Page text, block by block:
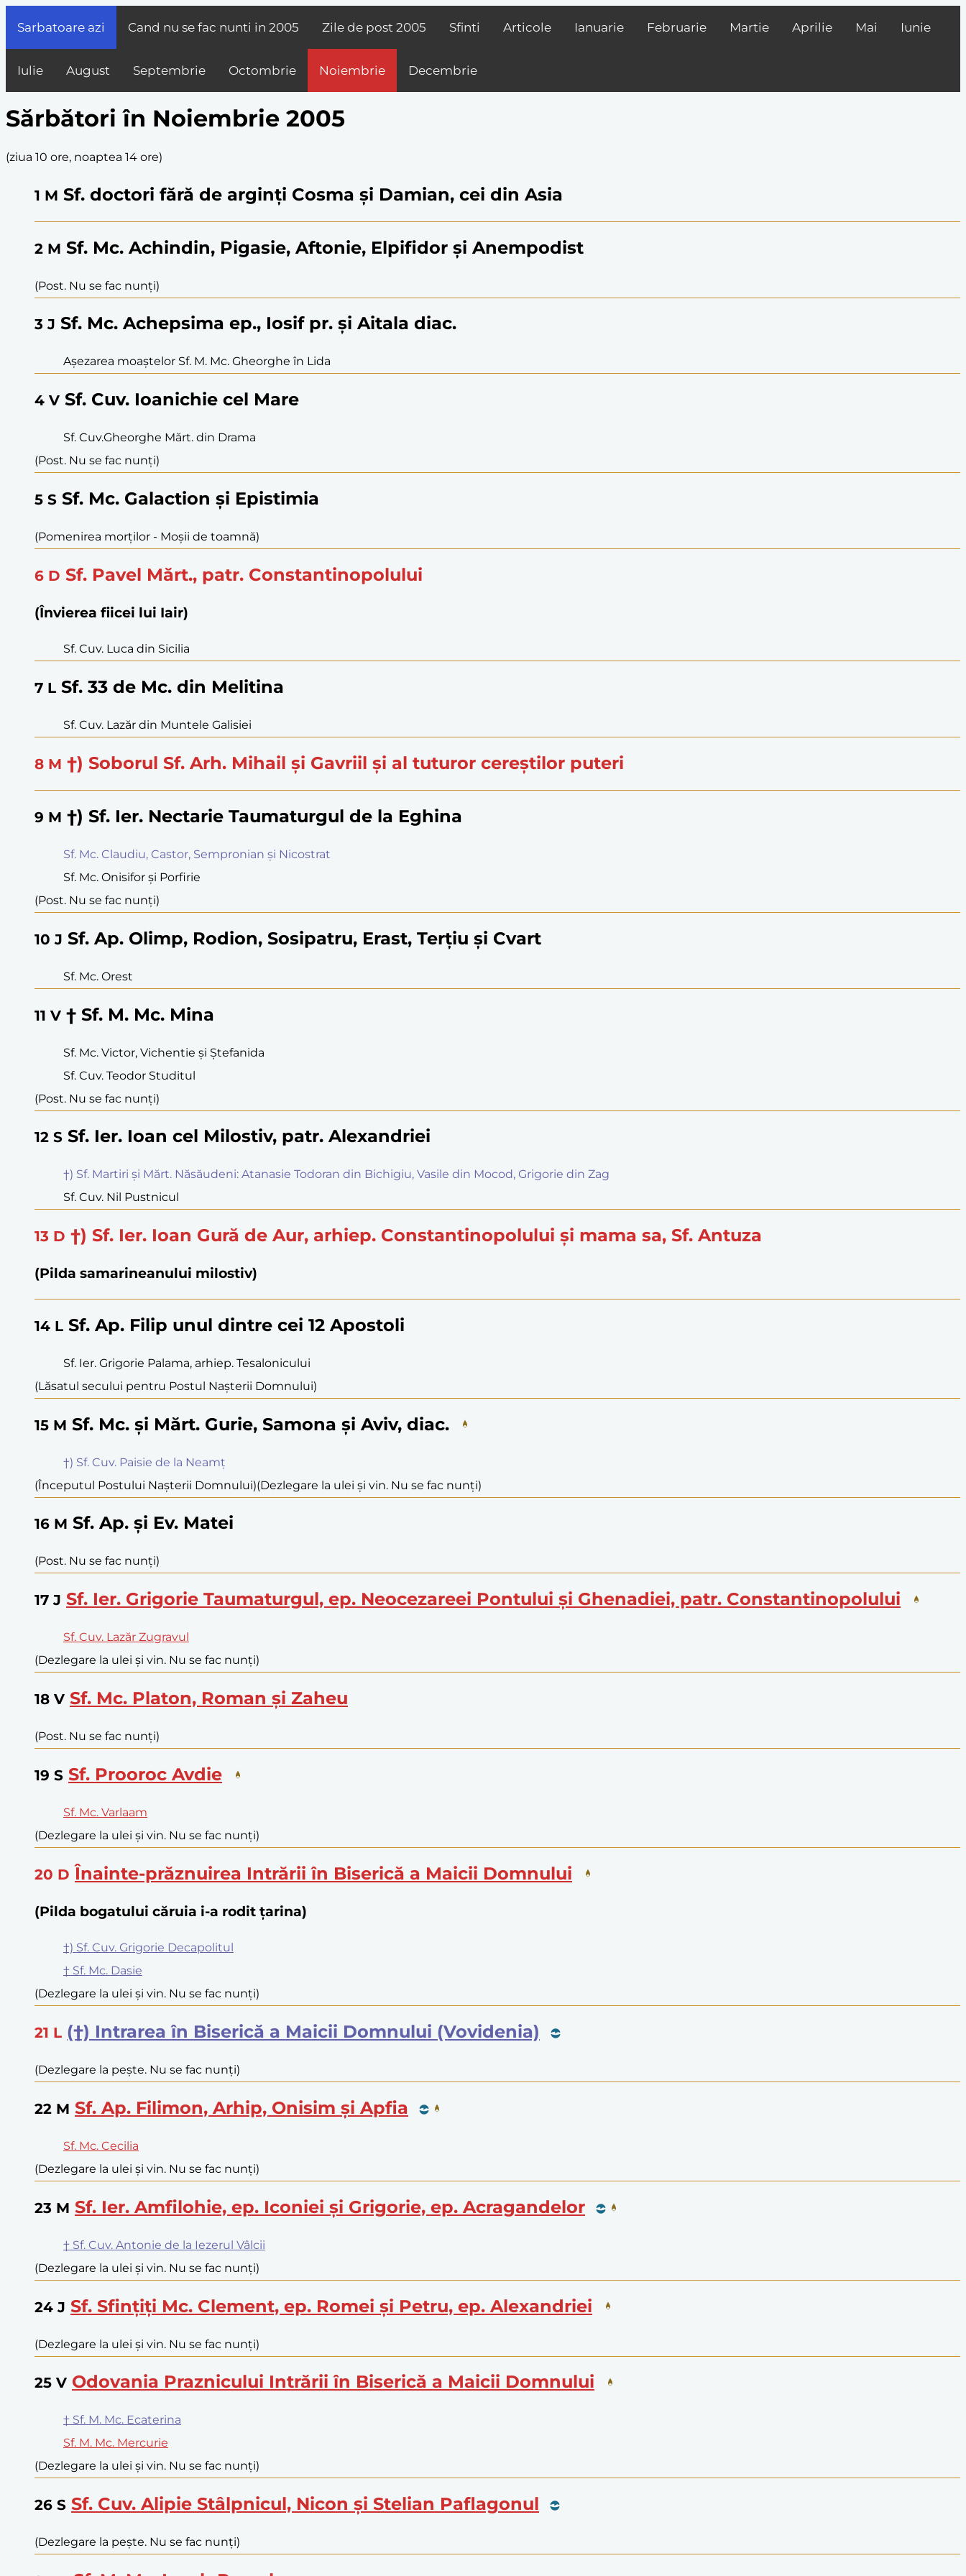
Sarbatoare azi Cand nu se fac nunti in 2005 Zile de post 2005 Sfinti Articole Ianuarie Februarie Martie Aprilie Mai Iunie
Iulie August Septembrie Octombrie Noiembrie Decembrie
Sărbători în Noiembrie 2005
(ziua 10 ore, noaptea 14 ore)
1 M Sf. doctori fără de arginți Cosma și Damian, cei din Asia
2 M Sf. Mc. Achindin, Pigasie, Aftonie, Elpifidor și Anempodist
(Post. Nu se fac nunți)
3 J Sf. Mc. Achepsima ep., Iosif pr. și Aitala diac.
Așezarea moaștelor Sf. M. Mc. Gheorghe în Lida
4 V Sf. Cuv. Ioanichie cel Mare
Sf. Cuv.Gheorghe Mărt. din Drama
(Post. Nu se fac nunți)
5 S Sf. Mc. Galaction și Epistimia
(Pomenirea morților - Moşii de toamnă)
6 D Sf. Pavel Mărt., patr. Constantinopolului
(Învierea fiicei lui Iair)
Sf. Cuv. Luca din Sicilia
7 L Sf. 33 de Mc. din Melitina
Sf. Cuv. Lazăr din Muntele Galisiei
8 M †) Soborul Sf. Arh. Mihail și Gavriil și al tuturor cereștilor puteri
9 M †) Sf. Ier. Nectarie Taumaturgul de la Eghina
Sf. Mc. Claudiu, Castor, Sempronian și Nicostrat
Sf. Mc. Onisifor și Porfirie
(Post. Nu se fac nunți)
10 J Sf. Ap. Olimp, Rodion, Sosipatru, Erast, Terțiu și Cvart
Sf. Mc. Orest
11 V † Sf. M. Mc. Mina
Sf. Mc. Victor, Vichentie și Ștefanida
Sf. Cuv. Teodor Studitul
(Post. Nu se fac nunți)
12 S Sf. Ier. Ioan cel Milostiv, patr. Alexandriei
†) Sf. Martiri și Mărt. Năsăudeni: Atanasie Todoran din Bichigiu, Vasile din Mocod, Grigorie din Zag
Sf. Cuv. Nil Pustnicul
13 D †) Sf. Ier. Ioan Gură de Aur, arhiep. Constantinopolului și mama sa, Sf. Antuza
(Pilda samarineanului milostiv)
14 L Sf. Ap. Filip unul dintre cei 12 Apostoli
Sf. Ier. Grigorie Palama, arhiep. Tesalonicului
(Lăsatul secului pentru Postul Nașterii Domnului)
15 M Sf. Mc. și Mărt. Gurie, Samona și Aviv, diac.
†) Sf. Cuv. Paisie de la Neamț
(Începutul Postului Nașterii Domnului)(Dezlegare la ulei și vin. Nu se fac nunți)
16 M Sf. Ap. și Ev. Matei
(Post. Nu se fac nunți)
17 J Sf. Ier. Grigorie Taumaturgul, ep. Neocezareei Pontului și Ghenadiei, patr. Constantinopolului
Sf. Cuv. Lazăr Zugravul
(Dezlegare la ulei și vin. Nu se fac nunți)
18 V Sf. Mc. Platon, Roman și Zaheu
(Post. Nu se fac nunți)
19 S Sf. Prooroc Avdie
Sf. Mc. Varlaam
(Dezlegare la ulei și vin. Nu se fac nunți)
20 D Înainte-prăznuirea Intrării în Biserică a Maicii Domnului
(Pilda bogatului căruia i-a rodit țarina)
†) Sf. Cuv. Grigorie Decapolitul
† Sf. Mc. Dasie
(Dezlegare la ulei și vin. Nu se fac nunți)
21 L (†) Intrarea în Biserică a Maicii Domnului (Vovidenia)
(Dezlegare la pește. Nu se fac nunți)
22 M Sf. Ap. Filimon, Arhip, Onisim și Apfia
Sf. Mc. Cecilia
(Dezlegare la ulei și vin. Nu se fac nunți)
23 M Sf. Ier. Amfilohie, ep. Iconiei și Grigorie, ep. Acragandelor
† Sf. Cuv. Antonie de la Iezerul Vâlcii
(Dezlegare la ulei și vin. Nu se fac nunți)
24 J Sf. Sfințiți Mc. Clement, ep. Romei și Petru, ep. Alexandriei
(Dezlegare la ulei și vin. Nu se fac nunți)
25 V Odovania Praznicului Intrării în Biserică a Maicii Domnului
† Sf. M. Mc. Ecaterina
Sf. M. Mc. Mercurie
(Dezlegare la ulei și vin. Nu se fac nunți)
26 S Sf. Cuv. Alipie Stâlpnicul, Nicon și Stelian Paflagonul
(Dezlegare la pește. Nu se fac nunți)